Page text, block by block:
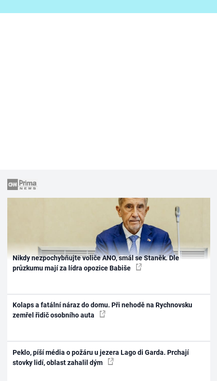
Nikdy nezpochybňujte voliče ANO, smál se Staněk. Dle
průzkumu mají za lídra opozice Babiše
Kolaps a fatální náraz do domu. Při nehodě na Rychnovsku
zemřel řidič osobního auta
Peklo, píší média o požáru u jezera Lago di Garda. Prchají
stovky lidí, oblast zahalil dým